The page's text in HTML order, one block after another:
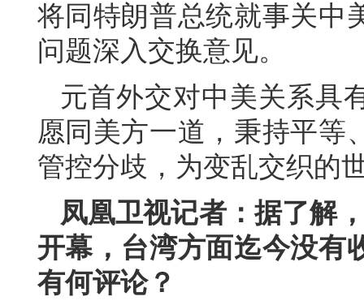
将同特朗普总统就事关中
问题深入交换意见。
元首外交对中美关系具
愿同美方一道，秉持平等
管控分歧，为变乱交织的
凤凰卫视记者：据了解
开幕，台湾方面迄今没有
有何评论？